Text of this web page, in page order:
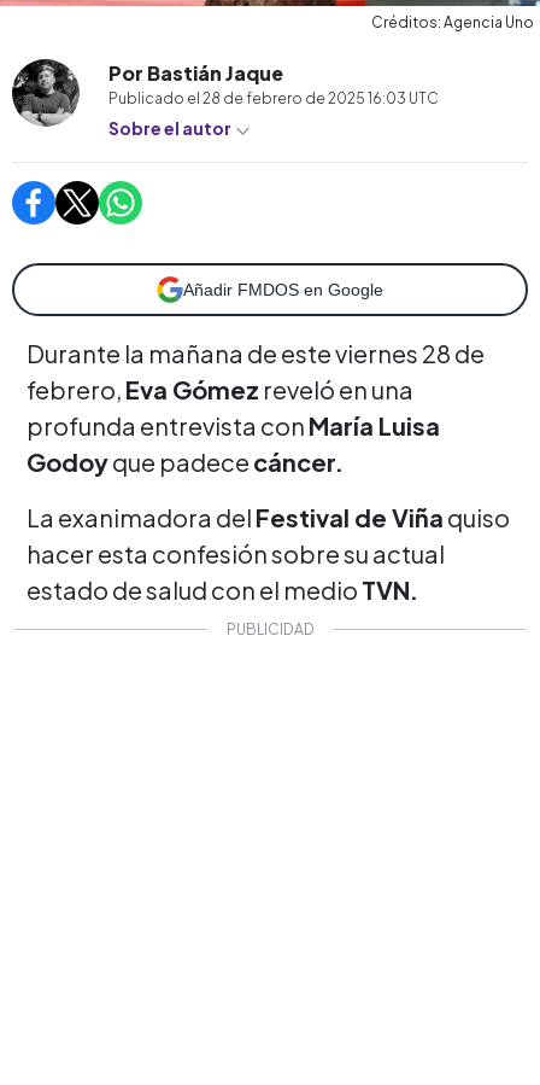
Créditos: Agencia Uno
Por Bastián Jaque
Publicado el 28 de febrero de 2025 16:03 UTC
Sobre el autor
Añadir FMDOS en Google
Durante la mañana de este viernes 28 de
febrero, Eva Gómez reveló en una
profunda entrevista con María Luisa
Godoyque padece cáncer.
La exanimadora del Festival de Viña quiso
hacer esta confesión sobre su actual
estado de salud con el medio TVN.